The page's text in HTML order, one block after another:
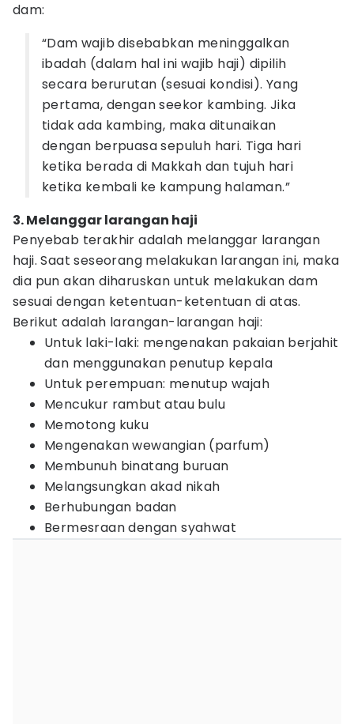
dam:
“Dam wajib disebabkan meninggalkan
ibadah (dalam hal ini wajib haji) dipilih
secara berurutan (sesuai kondisi). Yang
pertama, dengan seekor kambing. Jika
tidak ada kambing, maka ditunaikan
dengan berpuasa sepuluh hari. Tiga hari
ketika berada di Makkah dan tujuh hari
ketika kembali ke kampung halaman.”
3. Melanggar larangan haji
Penyebab terakhir adalah melanggar larangan
haji. Saat seseorang melakukan larangan ini, maka
dia pun akan diharuskan untuk melakukan dam
sesuai dengan ketentuan-ketentuan di atas.
Berikut adalah larangan-larangan haji:
Untuk laki-laki: mengenakan pakaian berjahit
dan menggunakan penutup kepala
Untuk perempuan: menutup wajah
Mencukur rambut atau bulu
Memotong kuku
Mengenakan wewangian (parfum)
Membunuh binatang buruan
Melangsungkan akad nikah
Berhubungan badan
Bermesraan dengan syahwat